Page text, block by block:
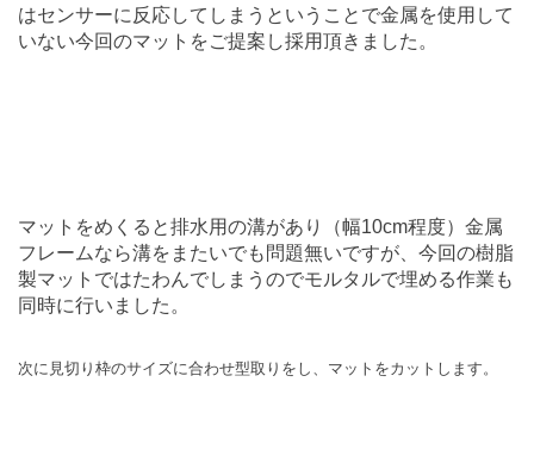
はセンサーに反応してしまうということで金属を使用して
いない今回のマットをご提案し採用頂きました。
マットをめくると排水用の溝があり（幅10cm程度）金属
フレームなら溝をまたいでも問題無いですが、今回の樹脂
製マットではたわんでしまうのでモルタルで埋める作業も
同時に行いました。
次に見切り枠のサイズに合わせ型取りをし、マットをカットします。